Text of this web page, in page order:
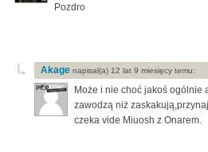
Pozdro
Akage napisal(a) 12 lat 9 miesięcy temu:
Może i nie choć jakoś ogólnie
zawodzą niż
czeka vide Miuosh z Onarem.